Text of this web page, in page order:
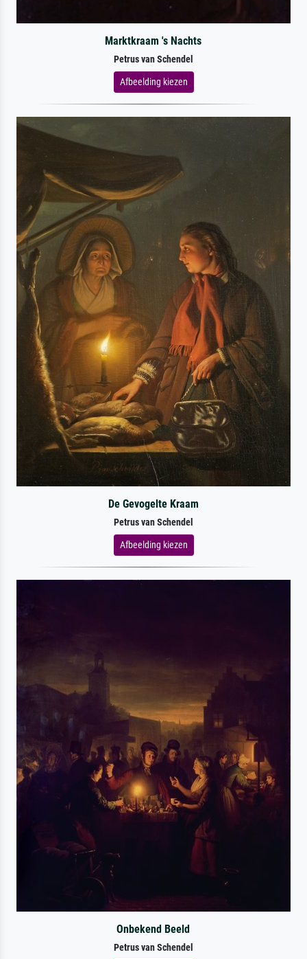
Marktkraam 's Nachts
Petrus van Schendel
Afbeelding kiezen
De Gevogelte Kraam
Petrus van Schendel
Afbeelding kiezen
Onbekend Beeld
Petrus van Schendel